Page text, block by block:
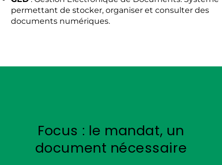
permettant de stocker, organiser et consulter des
documents numériques.
Focus : le mandat, un
document nécessaire